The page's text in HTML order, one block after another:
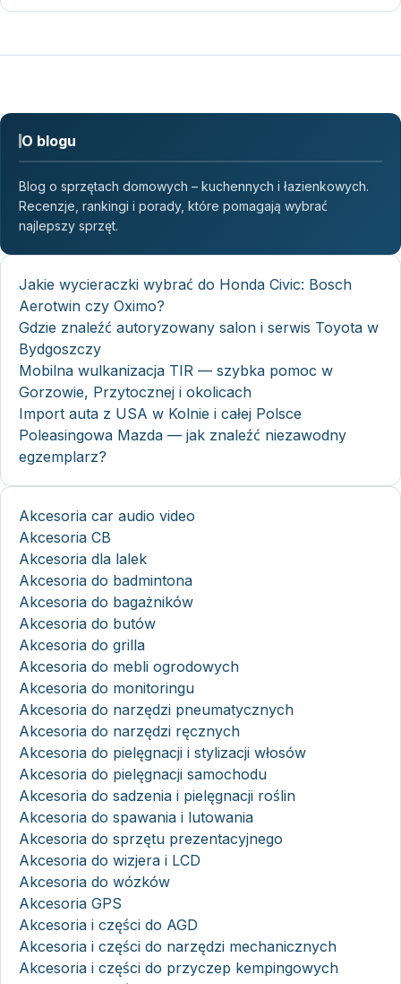
O blogu
Blog o sprzętach domowych – kuchennych i łazienkowych.
Recenzje, rankingi i porady, które pomagają wybrać
najlepszy sprzęt.
Jakie wycieraczki wybrać do Honda Civic: Bosch
Aerotwin czy Oximo?
Gdzie znaleźć autoryzowany salon i serwis Toyota w
Bydgoszczy
Mobilna wulkanizacja TIR — szybka pomoc w
Gorzowie, Przytocznej i okolicach
Import auta z USA w Kolnie i całej Polsce
Poleasingowa Mazda — jak znaleźć niezawodny
egzemplarz?
Akcesoria car audio video
Akcesoria CB
Akcesoria dla lalek
Akcesoria do badmintona
Akcesoria do bagażników
Akcesoria do butów
Akcesoria do grilla
Akcesoria do mebli ogrodowych
Akcesoria do monitoringu
Akcesoria do narzędzi pneumatycznych
Akcesoria do narzędzi ręcznych
Akcesoria do pielęgnacji i stylizacji włosów
Akcesoria do pielęgnacji samochodu
Akcesoria do sadzenia i pielęgnacji roślin
Akcesoria do spawania i lutowania
Akcesoria do sprzętu prezentacyjnego
Akcesoria do wizjera i LCD
Akcesoria do wózków
Akcesoria GPS
Akcesoria i części do AGD
Akcesoria i części do narzędzi mechanicznych
Akcesoria i części do przyczep kempingowych